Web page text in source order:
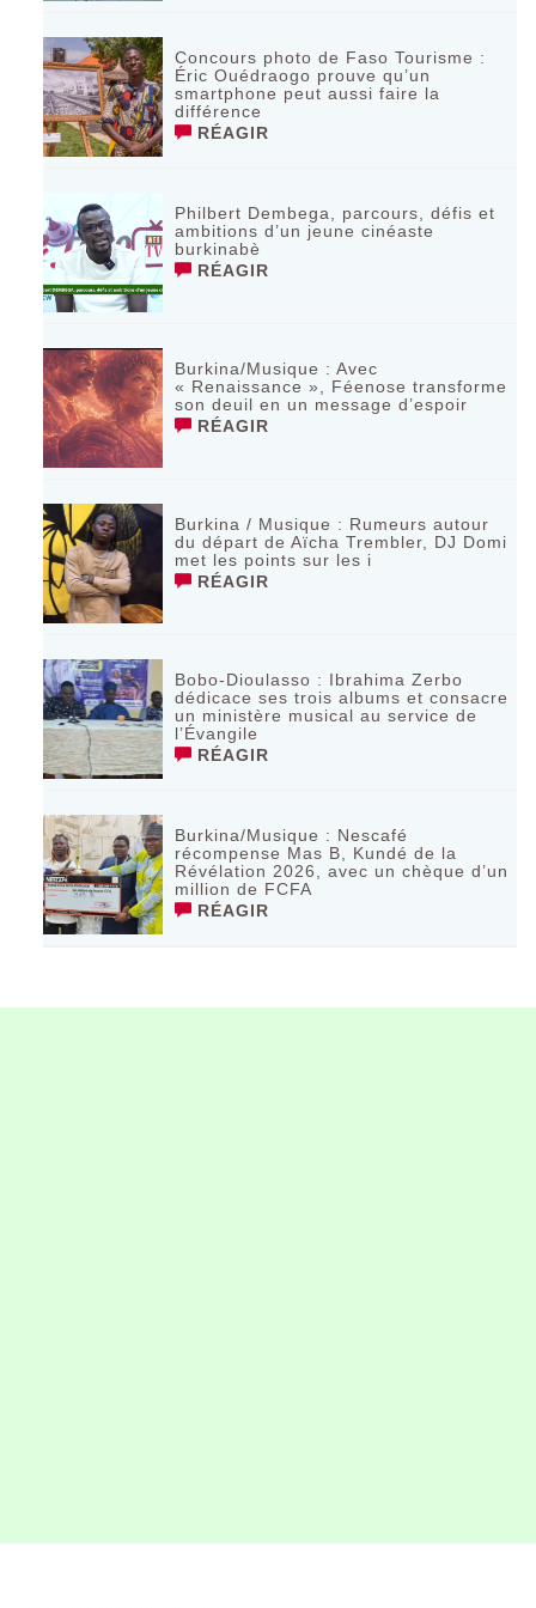
Concours photo de Faso Tourisme :
Éric Ouédraogo prouve qu’un
smartphone peut aussi faire la
différence
RÉAGIR
Philbert Dembega, parcours, défis et
ambitions d’un jeune cinéaste
burkinabè
RÉAGIR
Burkina/Musique : Avec
« Renaissance », Féenose transforme
son deuil en un message d’espoir
RÉAGIR
Burkina / Musique : Rumeurs autour
du départ de Aïcha Trembler, DJ Domi
met les points sur les i
RÉAGIR
Bobo-Dioulasso : Ibrahima Zerbo
dédicace ses trois albums et consacre
un ministère musical au service de
l’Évangile
RÉAGIR
Burkina/Musique : Nescafé
récompense Mas B, Kundé de la
Révélation 2026, avec un chèque d’un
million de FCFA
RÉAGIR